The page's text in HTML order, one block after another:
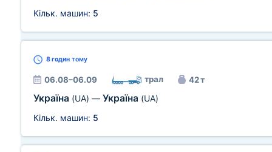
Кільк. машин: 5
8 годин тому
06.08–06.09 трал 42 т
Україна (UA) — Україна (UA)
Кільк. машин: 5